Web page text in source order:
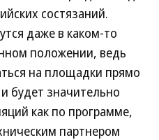
состязаний.
даже в каком-то
положении, ведь
на площадки прямо
будет значительно
как по программе,
партнером